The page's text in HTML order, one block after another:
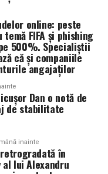
ales pentru ce
vânzări și relații cu
oamenii cumpără
înseamnă că
mult ca produsul.
ei este dominat
este, în
online: peste
FIFA și phishing
500%. Specialiștii
că și companiile
angajaților
Dan o notă de
de stabilitate
inainte
în
al lui Alexandru